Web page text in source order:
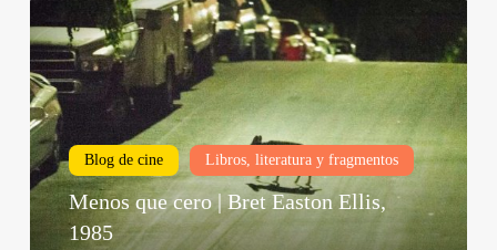
que
cero
|
Bret
Easton
Ellis,
1985
Blog de cine Libros, literatura y fragmentos
Menos que cero | Bret Easton Ellis,
1985